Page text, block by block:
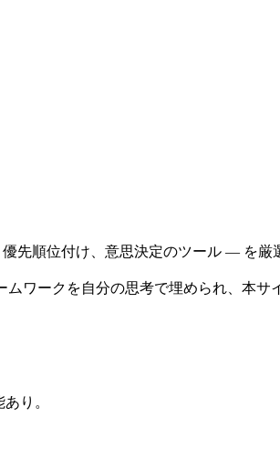
先順位付け、意思決定のツール ― を厳
ワークを自分の思考で埋められ、本
り。